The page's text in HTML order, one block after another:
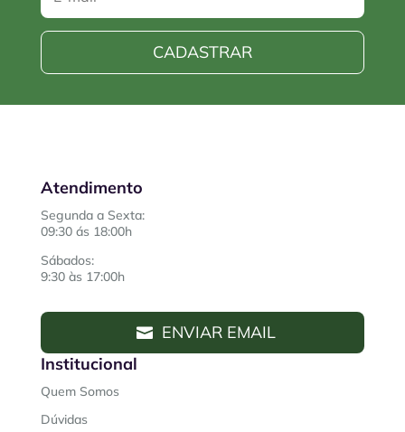
CADASTRAR
Institucional
Quem Somos
Dúvidas
Atendimento
Segunda a Sexta:
09:30 ás 18:00h
Sábados:
9:30 às 17:00h
ENVIAR EMAIL